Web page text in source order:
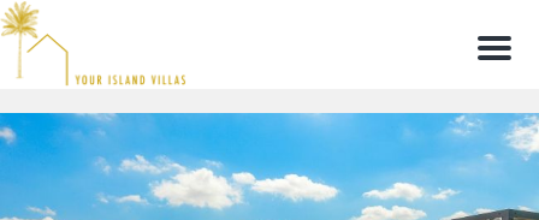
Menu